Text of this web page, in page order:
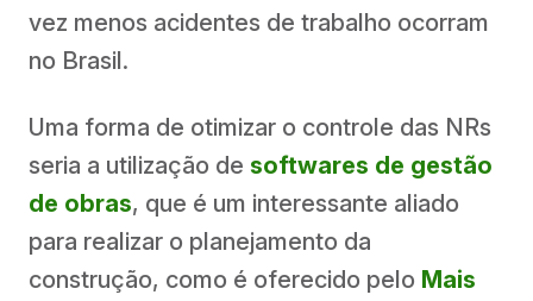
vez menos acidentes de trabalho ocorram
no Brasil.
Uma forma de otimizar o controle das NRs
seria a utilização de softwares de gestão
de obras, que é um interessante aliado
para realizar o planejamento da
construção, como é oferecido pelo Mais